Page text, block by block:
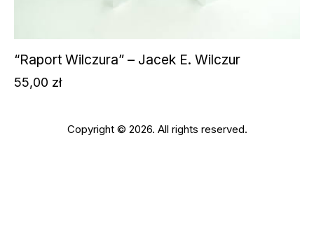
“Raport Wilczura” – Jacek E. Wilczur
55,00 zł
Copyright © 2026. All rights reserved.